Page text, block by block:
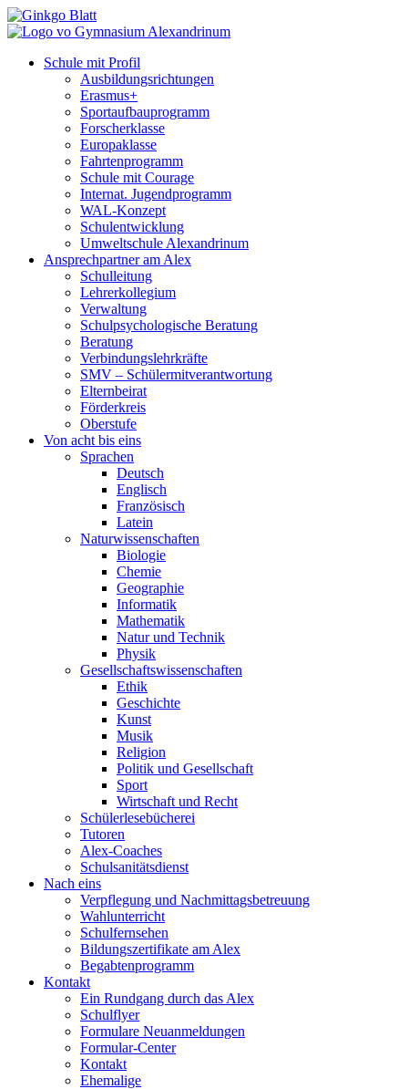
Schule mit Profil
Ausbildungsrichtungen
Erasmus+
Sportaufbauprogramm
Forscherklasse
Europaklasse
Fahrtenprogramm
Schule mit Courage
Internat. Jugendprogramm
WAL-Konzept
Schulentwicklung
Umweltschule Alexandrinum
Ansprechpartner am Alex
Schulleitung
Lehrerkollegium
Verwaltung
Schulpsychologische Beratung
Beratung
Verbindungslehrkräfte
SMV – Schülermitverantwortung
Elternbeirat
Förderkreis
Oberstufe
Von acht bis eins
Sprachen
Deutsch
Englisch
Französisch
Latein
Naturwissenschaften
Biologie
Chemie
Geographie
Informatik
Mathematik
Natur und Technik
Physik
Gesellschaftswissenschaften
Ethik
Geschichte
Kunst
Musik
Religion
Politik und Gesellschaft
Sport
Wirtschaft und Recht
Schülerlesebücherei
Tutoren
Alex-Coaches
Schulsanitätsdienst
Nach eins
Verpflegung und Nachmittagsbetreuung
Wahlunterricht
Schulfernsehen
Bildungszertifikate am Alex
Begabtenprogramm
Kontakt
Ein Rundgang durch das Alex
Schulflyer
Formulare Neuanmeldungen
Formular-Center
Kontakt
Ehemalige